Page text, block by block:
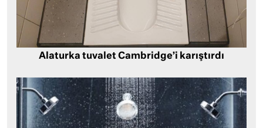
Alaturka tuvalet Cambridge’i karıştırdı